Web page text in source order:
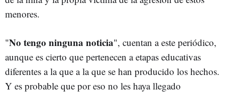
menores.
"No tengo ninguna noticia", cuentan a este periódico,
aunque es cierto que pertenecen a etapas educativas
diferentes a la que a la que se han producido los hechos.
Y es probable que por eso no les haya llegado